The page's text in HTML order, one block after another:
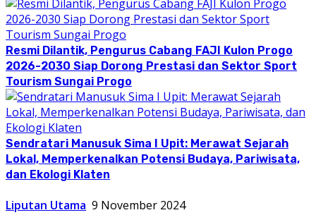
Resmi Dilantik, Pengurus Cabang FAJI Kulon Progo
2026-2030 Siap Dorong Prestasi dan Sektor Sport
Tourism Sungai Progo
Sendratari Manusuk Sima I Upit: Merawat Sejarah
Lokal, Memperkenalkan Potensi Budaya, Pariwisata,
dan Ekologi Klaten
Liputan Utama 9 November 2024